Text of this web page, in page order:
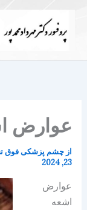
محتوا
عوارض
از چشم پزشکی فوق
23, 2024
عوارض
اشعه